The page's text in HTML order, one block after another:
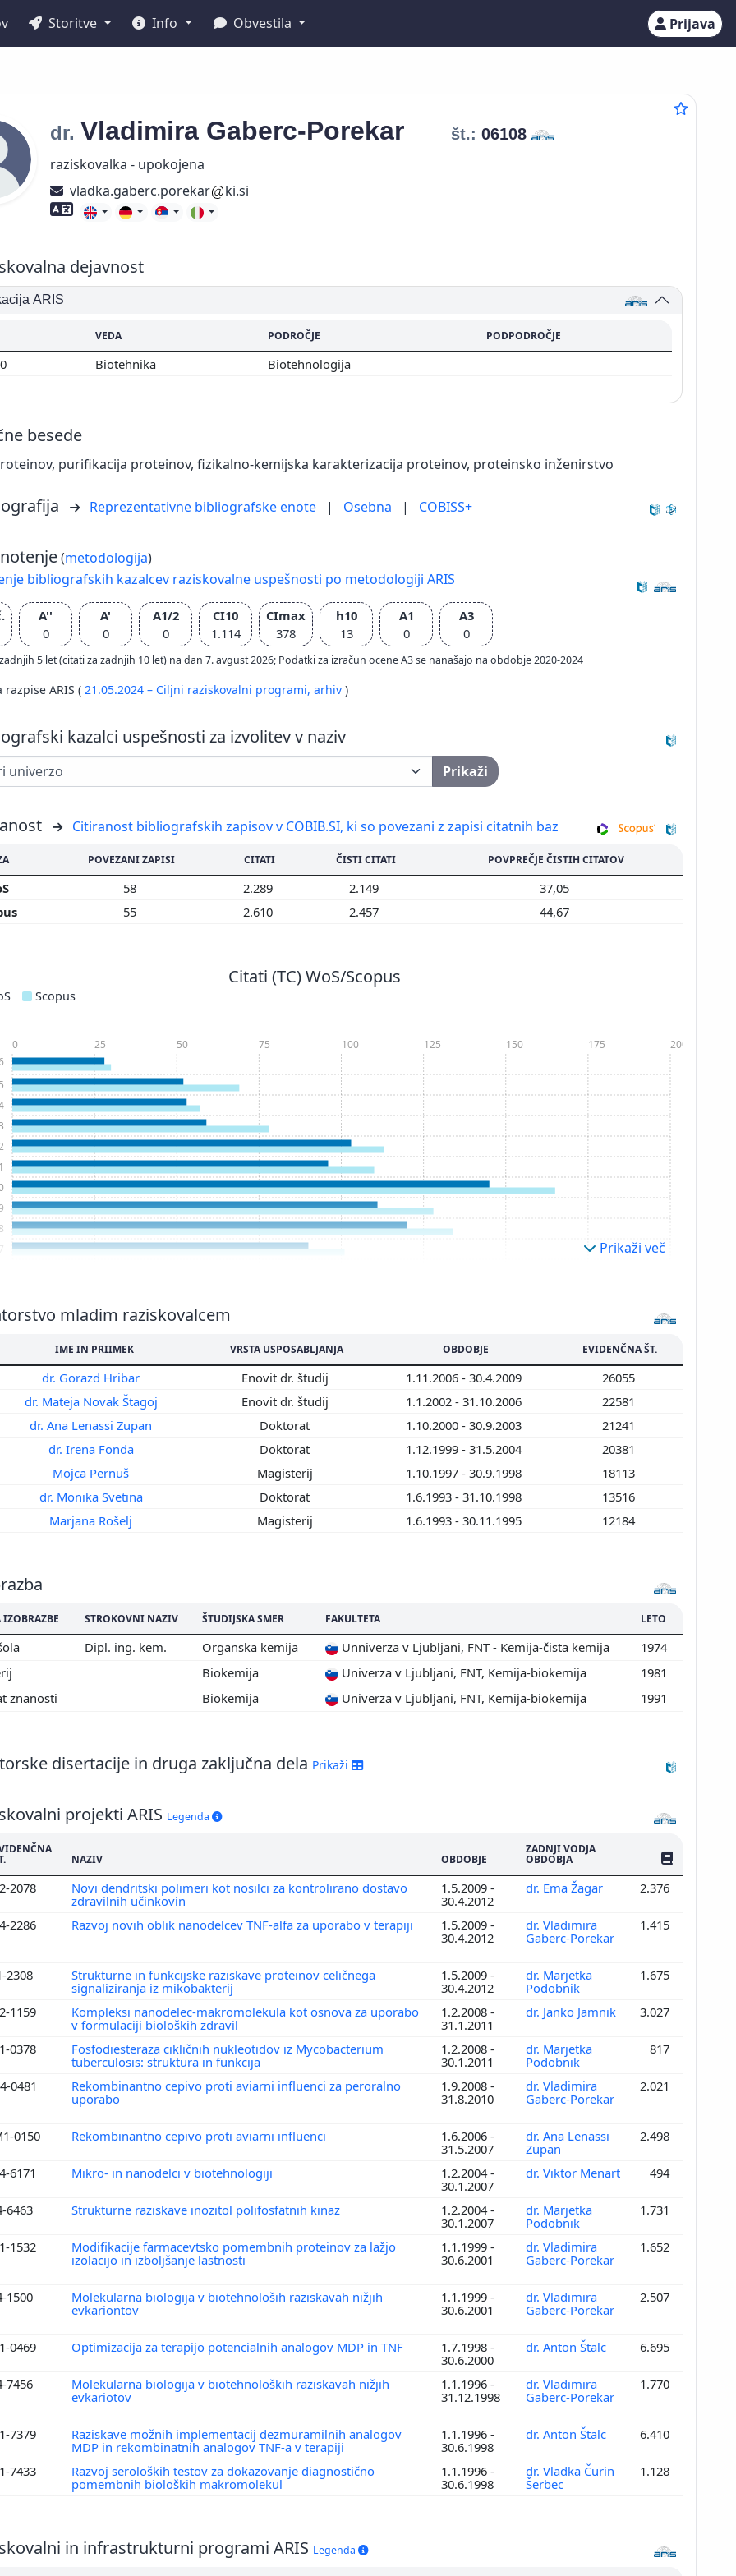
Storitve Info Obvestila Prijava
dr. Vladimira Gaberc-Porekar št.: 06108
raziskovalka - upokojena
vladka.gaberc.porekar
ki.si
Znanje tujih jezikov
dejavnost
ARIS
VEDA PODROČJE PODPODROČJE
Biotehnika Biotehnologija
besede
purifikacija proteinov, fizikalno-kemijska karakterizacija proteinov, proteinsko inženirstvo
Reprezentativne bibliografske enote | Osebna | COBISS+
(metodologija)
bibliografskih kazalcev raziskovalne uspešnosti po metodologiji ARIS
A''
0
A'
0
A1/2
0
CI10
1.114
CImax
378
h10
13
A1
0
A3
0
5 let (citati za zadnjih 10 let) na dan 7. avgust 2026; Podatki za izračun ocene A3 se nanašajo na obdobje 2020-2024
razpise ARIS ( 21.05.2024 – Ciljni raziskovalni programi, arhiv )
kazalci uspešnosti za izvolitev v naziv
Prikaži
Citiranost bibliografskih zapisov v COBIB.SI, ki so povezani z zapisi citatnih baz
POVEZANI ZAPISI CITATI ČISTI CITATI POVPREČJE ČISTIH CITATOV
58 2.289 2.149
37,05
55 2.610 2.457 44,67
Citati (TC) WoS/Scopus
Scopus
0 25 50 75 100 125 150 175 200
Prikaži več
mladim raziskovalcem
IME IN PRIIMEK VRSTA USPOSABLJANJA OBDOBJE EVIDENČNA ŠT.
dr. Gorazd Hribar Enovit dr. študij 1.11.2006 - 30.4.2009
26055
dr. Mateja Novak Štagoj Enovit dr. študij 1.1.2002 - 31.10.2006
22581
dr. Ana Lenassi Zupan Doktorat 1.10.2000 - 30.9.2003
21241
dr. Irena Fonda Doktorat 1.12.1999 - 31.5.2004
20381
Mojca Pernuš Magisterij 1.10.1997 - 30.9.1998
18113
dr. Monika Svetina Doktorat 1.6.1993 - 31.10.1998
13516
Marjana Rošelj Magisterij 1.6.1993 - 30.11.1995 12184
IZOBRAZBE STROKOVNI NAZIV ŠTUDIJSKA SMER FAKULTETA LETO
Dipl. ing. kem. Organska kemija Unniverza v Ljubljani, FNT - Kemija-čista kemija
1974
Biokemija Univerza v Ljubljani, FNT, Kemija-biokemija
1981
znanosti
Biokemija Univerza v Ljubljani, FNT, Kemija-biokemija 1991
disertacije in druga zaključna dela Prikaži
projekti ARIS Legenda
NAZIV OBDOBJE
ZADNJI VODJA
OBDOBJA ŠTEV.
2078
Novi dendritski polimeri kot nosilci za kontrolirano dostavo
zdravilnih učinkovin
1.5.2009 -
30.4.2012
dr. Ema Žagar 2.376
2286 Razvoj novih oblik nanodelcev TNF-alfa za uporabo v terapiji
1.5.2009 -
30.4.2012
dr. Vladimira
Gaberc-Porekar
1.415
2308
Strukturne in funkcijske raziskave proteinov celičnega
signaliziranja iz mikobakterij
1.5.2009 -
30.4.2012
dr. Marjetka
Podobnik
1.675
1159
Kompleksi nanodelec-makromolekula kot osnova za uporabo
v formulaciji bioloških zdravil
1.2.2008 -
31.1.2011
dr. Janko Jamnik 3.027
0378
Fosfodiesteraza cikličnih nukleotidov iz Mycobacterium
tuberculosis: struktura in funkcija
1.2.2008 -
30.1.2011
dr. Marjetka
Podobnik
817
0481
Rekombinantno cepivo proti aviarni influenci za peroralno
uporabo
1.9.2008 -
31.8.2010
dr. Vladimira
Gaberc-Porekar
2.021
0150 Rekombinantno cepivo proti aviarni influenci
1.6.2006 -
31.5.2007
dr. Ana Lenassi
Zupan
2.498
6171 Mikro- in nanodelci v biotehnologiji
1.2.2004 -
30.1.2007
dr. Viktor Menart 494
6463 Strukturne raziskave inozitol polifosfatnih kinaz
1.2.2004 -
30.1.2007
dr. Marjetka
Podobnik
1.731
1532
Modifikacije farmacevtsko pomembnih proteinov za lažjo
izolacijo in izboljšanje lastnosti
1.1.1999 -
30.6.2001
dr. Vladimira
Gaberc-Porekar
1.652
1500
Molekularna biologija v biotehnološih raziskavah nižjih
evkariontov
1.1.1999 -
30.6.2001
dr. Vladimira
Gaberc-Porekar
2.507
0469 Optimizacija za terapijo potencialnih analogov MDP in TNF
1.7.1998 -
30.6.2000
dr. Anton Štalc 6.695
7456
Molekularna biologija v biotehnoloških raziskavah nižjih
evkariotov
1.1.1996 -
31.12.1998
dr. Vladimira
Gaberc-Porekar
1.770
7379
Raziskave možnih implementacij dezmuramilnih analogov
MDP in rekombinatnih analogov TNF-a v terapiji
1.1.1996 -
30.6.1998
dr. Anton Štalc 6.410
7433
Razvoj seroloških testov za dokazovanje diagnostično
pomembnih bioloških makromolekul
1.1.1996 -
30.6.1998
dr. Vladka Čurin
Šerbec
1.128
in infrastrukturni programi ARIS Legenda